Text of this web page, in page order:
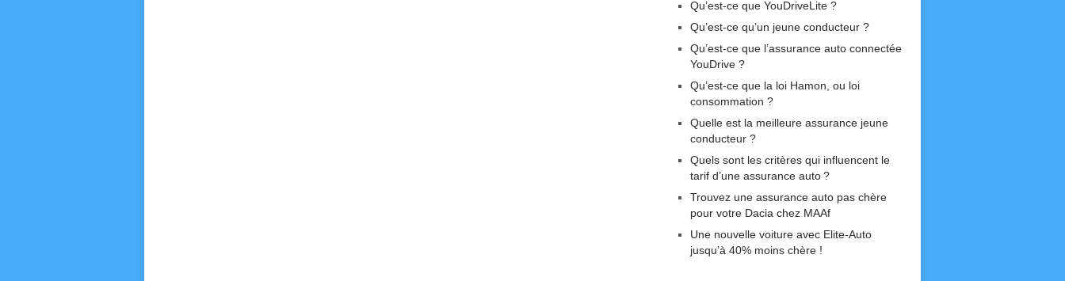
Qu’est-ce que YouDriveLite ?
Qu’est-ce qu’un jeune conducteur ?
Qu’est-ce que l’assurance auto connectée
YouDrive ?
Qu’est-ce que la loi Hamon, ou loi
consommation ?
Quelle est la meilleure assurance jeune
conducteur ?
Quels sont les critères qui influencent le
tarif d’une assurance auto ?
Trouvez une assurance auto pas chère
pour votre Dacia chez MAAf
Une nouvelle voiture avec Elite-Auto
jusqu’à 40% moins chère !